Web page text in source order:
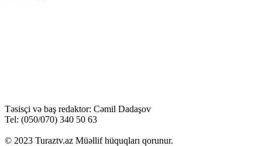
Təsisçi və baş redaktor: Cəmil Dadaşov
Tel: (050/070) 340 50 63
© 2023 Turaztv.az Müəllif hüquqları qorunur.